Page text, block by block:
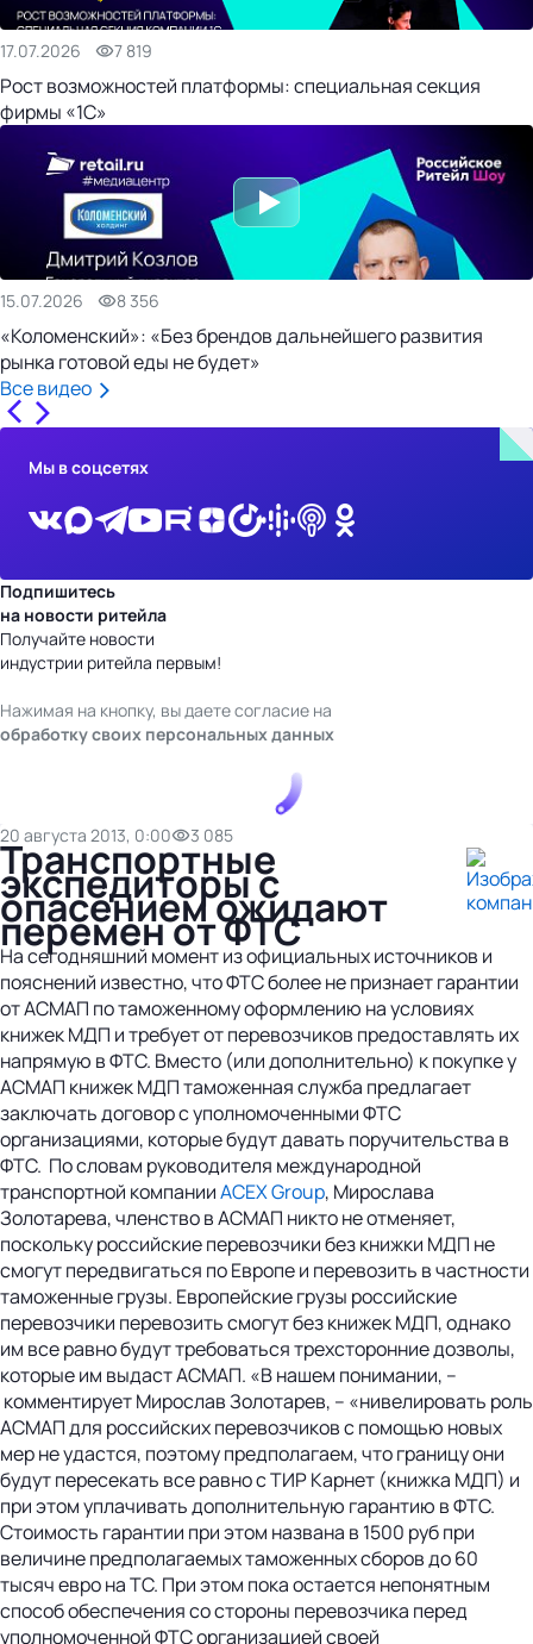
17.07.2026 7 819
Рост возможностей платформы: специальная секция
фирмы «1С»
15.07.2026 8 356
«Коломенский»: «Без брендов дальнейшего развития
рынка готовой еды не будет»
Все видео
Мы в соцсетях
Подпишитесь
на новости ритейла
Получайте новости
индустрии ритейла первым!
Нажимая на кнопку, вы даете согласие на
обработку своих персональных данных
20 августа 2013, 0:00 3 085
Транспортные
экспедиторы с
опасением ожидают
перемен от ФТС
На сегодняшний момент из официальных источников и
пояснений известно, что ФТС более не признает гарантии
от АСМАП по таможенному оформлению на условиях
книжек МДП и требует от перевозчиков предоставлять их
напрямую в ФТС. Вместо (или дополнительно) к покупке у
АСМАП книжек МДП таможенная служба предлагает
заключать договор с уполномоченными ФТС
организациями, которые будут давать поручительства в
ФТС. По словам руководителя международной
транспортной компанииACEX Group, Мирослава
Золотарева, членство в АСМАП никто не отменяет,
поскольку российские перевозчики без книжки МДП не
смогут передвигаться по Европе и перевозить в частности
таможенные грузы. Европейские грузы российские
перевозчики перевозить смогут без книжек МДП, однако
им все равно будут требоваться трехсторонние дозволы,
которые им выдаст АСМАП. «В нашем понимании, –
комментирует Мирослав Золотарев, – «нивелировать роль
АСМАП для российских перевозчиков с помощью новых
мер не удастся, поэтому предполагаем, что границу они
будут пересекать все равно с ТИР Карнет (книжка МДП) и
при этом уплачивать дополнительную гарантию в ФТС.
Стоимость гарантии при этом названа в 1500 руб при
величине предполагаемых таможенных сборов до 60
тысяч евро на ТС. При этом пока остается непонятным
способ обеспечения со стороны перевозчика перед
уполномоченной ФТС организацией своей